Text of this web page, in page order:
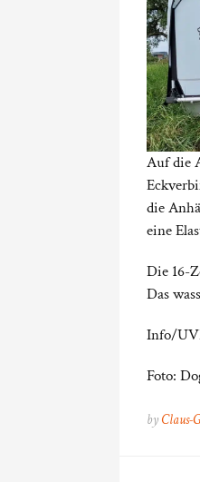
Auf die
die
eine
Die 16-
Das
Info/
Foto:
byClaus-